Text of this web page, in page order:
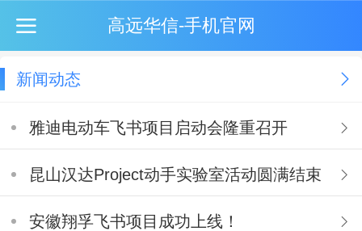
高远华信-手机官网
新闻动态
雅迪电动车飞书项目启动会隆重召开
昆山汉达Project动手实验室活动圆满结束
安徽翔孚飞书项目成功上线！